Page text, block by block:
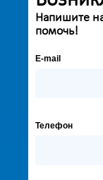
Напишите
помочь!
E-mail
Телефон